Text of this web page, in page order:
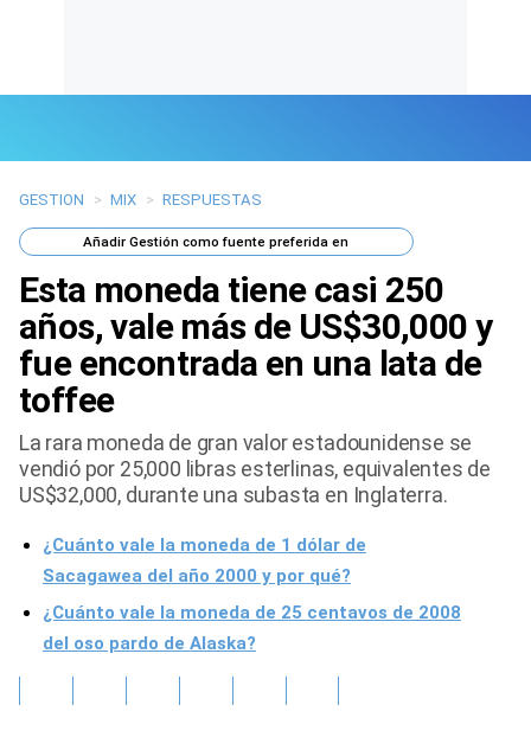
Últimas Noticias
Mi Bolsillo
Respuestas
Gente
Tendencias Mix
GESTION > MIX > RESPUESTAS
AñadirGestión como fuente preferida en
Esta moneda tiene casi 250
años, vale más de US$30,000 y
fue encontrada en una lata de
toffee
La rara moneda de gran valor estadounidense se
vendió por 25,000 libras esterlinas, equivalentes de
US$32,000, durante una subasta en Inglaterra.
¿Cuánto vale la moneda de 1 dólar de
Sacagawea del año 2000 y por qué?
¿Cuánto vale la moneda de 25 centavos de 2008
del oso pardo de Alaska?